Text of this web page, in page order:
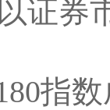
证券
指